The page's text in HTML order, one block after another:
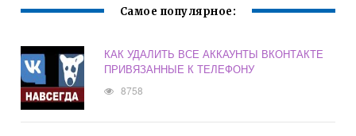
Самое популярное:
КАК УДАЛИТЬ ВСЕ АККАУНТЫ ВКОНТАКТЕ
ПРИВЯЗАННЫЕ К ТЕЛЕФОНУ
8758